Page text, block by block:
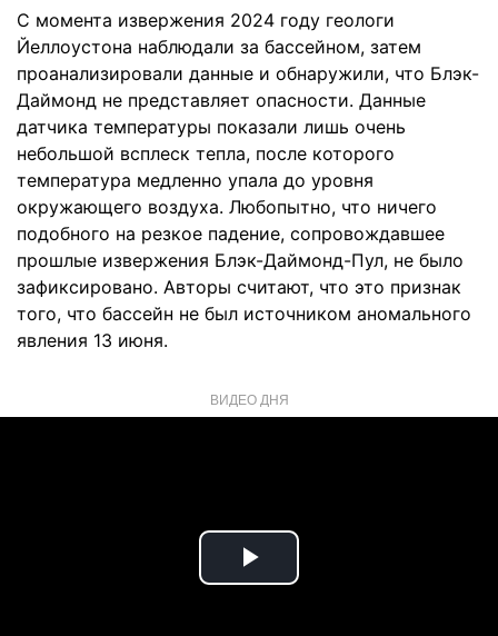
С момента извержения 2024 году геологи
Йеллоустона наблюдали за бассейном, затем
проанализировали данные и обнаружили, что Блэк-
Даймонд не представляет опасности. Данные
датчика температуры показали лишь очень
небольшой всплеск тепла, после которого
температура медленно упала до уровня
окружающего воздуха. Любопытно, что ничего
подобного на резкое падение, сопровождавшее
прошлые извержения Блэк-Даймонд-Пул, не было
зафиксировано. Авторы считают, что это признак
того, что бассейн не был источником аномального
явления 13 июня.
ВИДЕО ДНЯ
Play